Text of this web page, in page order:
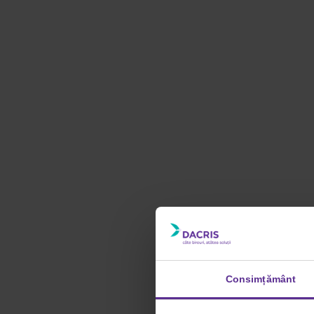
Consimțământ